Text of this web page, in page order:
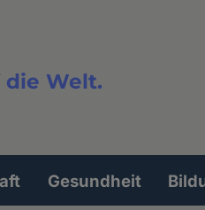
die Welt.
Gesundheit